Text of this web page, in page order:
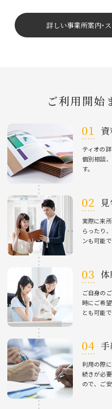
詳しい事業所案内･
ご利⽤開始
ティオの
個別相談
す。
実際に来
らったり
ンも可能で
ご⾃⾝の
時にご希
とも可能で
⼿
利⽤の際
続きが必
ので、ご